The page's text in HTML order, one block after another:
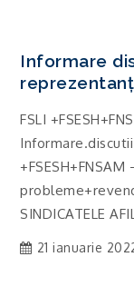
Informare
FSLI
SINDICATELE
21 ianuarie